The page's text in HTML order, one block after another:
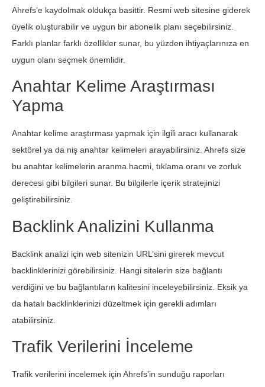
Ahrefs’e kaydolmak oldukça basittir. Resmi web sitesine giderek
üyelik oluşturabilir ve uygun bir abonelik planı seçebilirsiniz.
Farklı planlar farklı özellikler sunar, bu yüzden ihtiyaçlarınıza en
uygun olanı seçmek önemlidir.
Anahtar Kelime Araştırması
Yapma
Anahtar kelime araştırması yapmak için ilgili aracı kullanarak
sektörel ya da niş anahtar kelimeleri arayabilirsiniz. Ahrefs size
bu anahtar kelimelerin aranma hacmi, tıklama oranı ve zorluk
derecesi gibi bilgileri sunar. Bu bilgilerle içerik stratejinizi
geliştirebilirsiniz.
Backlink Analizini Kullanma
Backlink analizi için web sitenizin URL’sini girerek mevcut
backlinklerinizi görebilirsiniz. Hangi sitelerin size bağlantı
verdiğini ve bu bağlantıların kalitesini inceleyebilirsiniz. Eksik ya
da hatalı backlinklerinizi düzeltmek için gerekli adımları
atabilirsiniz.
Trafik Verilerini İnceleme
Trafik verilerini incelemek için Ahrefs’in sunduğu raporları